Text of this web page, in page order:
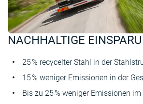
NACHHALTIGE
25 % recycelter Stahl in der
15 % weniger Emissionen in der
Bis zu 25 % weniger Emissionen